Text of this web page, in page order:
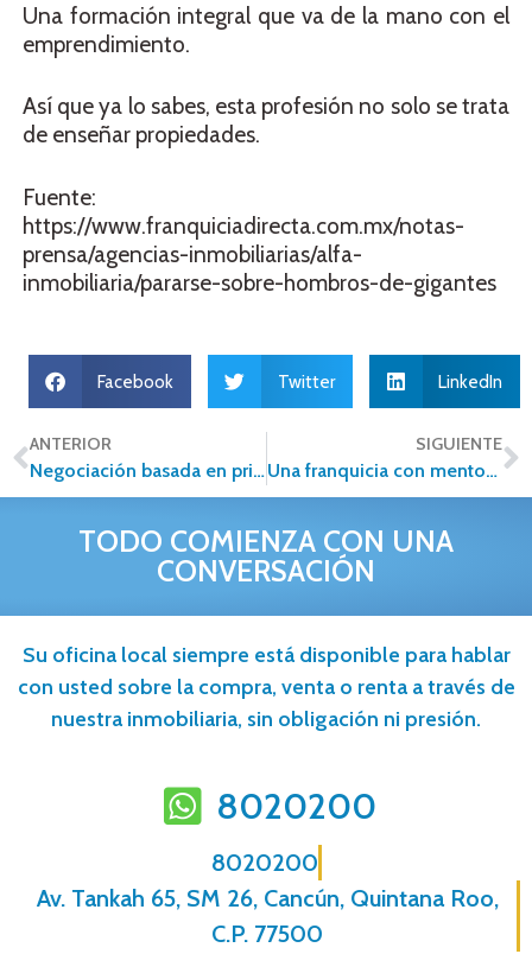
Una formación integral que va de la mano con el
emprendimiento.
Así que ya lo sabes, esta profesión no solo se trata
de enseñar propiedades.
Fuente:
https://www.franquiciadirecta.com.mx/notas-
prensa/agencias-inmobiliarias/alfa-
inmobiliaria/pararse-sobre-hombros-de-gigantes
Facebook Twitter LinkedIn
ANTERIOR
Negociación basada en principios en la industria inmobiliaria.
SIGUIENTE
Una franquicia con mentoría es una franquicia exitosa
TODO COMIENZA CON UNA
CONVERSACIÓN
Su oficina local siempre está disponible para hablar
con usted sobre la compra, venta o renta a través de
nuestra inmobiliaria, sin obligación ni presión.
8020200
8020200
Av. Tankah 65, SM 26, Cancún, Quintana Roo,
C.P. 77500